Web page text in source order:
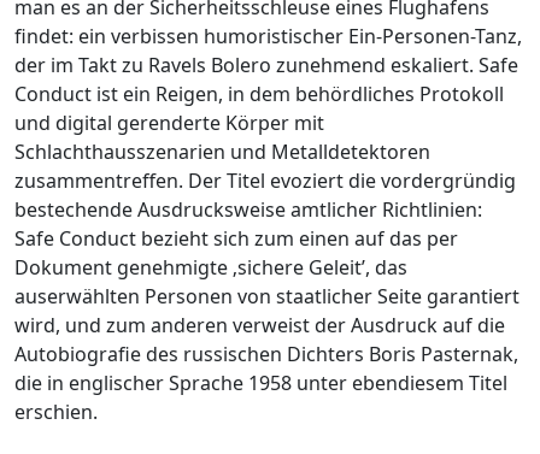
man es an der Sicherheitsschleuse eines Flughafens
findet: ein verbissen humoristischer Ein-Personen-Tanz,
der im Takt zu Ravels Bolero zunehmend eskaliert. Safe
Conduct ist ein Reigen, in dem behördliches Protokoll
und digital gerenderte Körper mit
Schlachthausszenarien und Metalldetektoren
zusammentreffen. Der Titel evoziert die vordergründig
bestechende Ausdrucksweise amtlicher Richtlinien:
Safe Conduct bezieht sich zum einen auf das per
Dokument genehmigte ‚sichere Geleit’, das
auserwählten Personen von staatlicher Seite garantiert
wird, und zum anderen verweist der Ausdruck auf die
Autobiografie des russischen Dichters Boris Pasternak,
die in englischer Sprache 1958 unter ebendiesem Titel
erschien.